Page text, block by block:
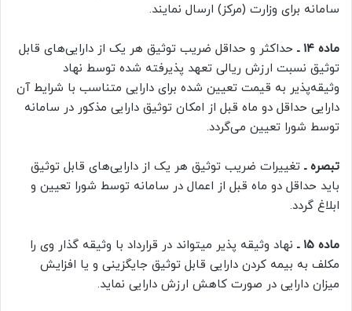
سامانه برای وزارت (مرکز) ارسال نمایند.
ماده ۱۴ ـ
حداکثر و حداقل ضریب توثیق هر یک از دارایی‌های قابل
توثیق نسبت ارزش ریالی تعهد پذیرفته شده توسط نهاد
وثیقه‌پذیر به قیمت تعیین شده برای دارایی متناسب با شرایط آن
دارایی حداقل دو ماه قبل از امکان توثیق دارایی مذکور در سامانه
توسط شورا تعیین می‌گردد.
تبصره ـ تغییرات ضریب توثیق هر یک از دارایی‌های قابل توثیق
باید حداقل دو ماه قبل از اعمال در سامانه توسط شورا تعیین و
ابلاغ گردد.
ماده ۱۵ ـ
نهاد وثیقه پذیر میتواند در قرارداد با وثیقه گذار وی را
مکلف به بیمه کردن دارایی قابل توثیق جایگزینی و یا افزایش
میزان دارایی در صورت کاهش ارزش دارایی نماید.